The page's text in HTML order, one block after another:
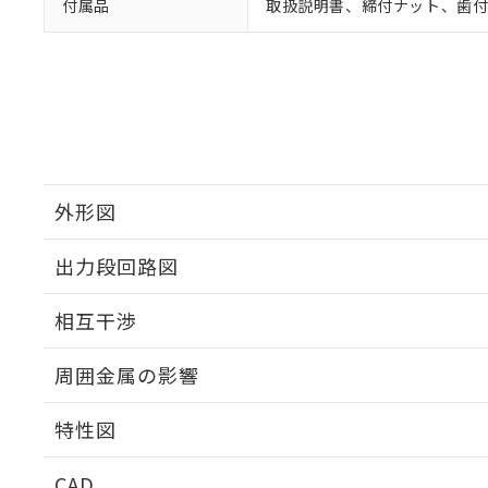
付属品 取扱説明書、締付ナット、歯
外形図
出力段回路図
相互干渉
周囲金属の影響
特性図